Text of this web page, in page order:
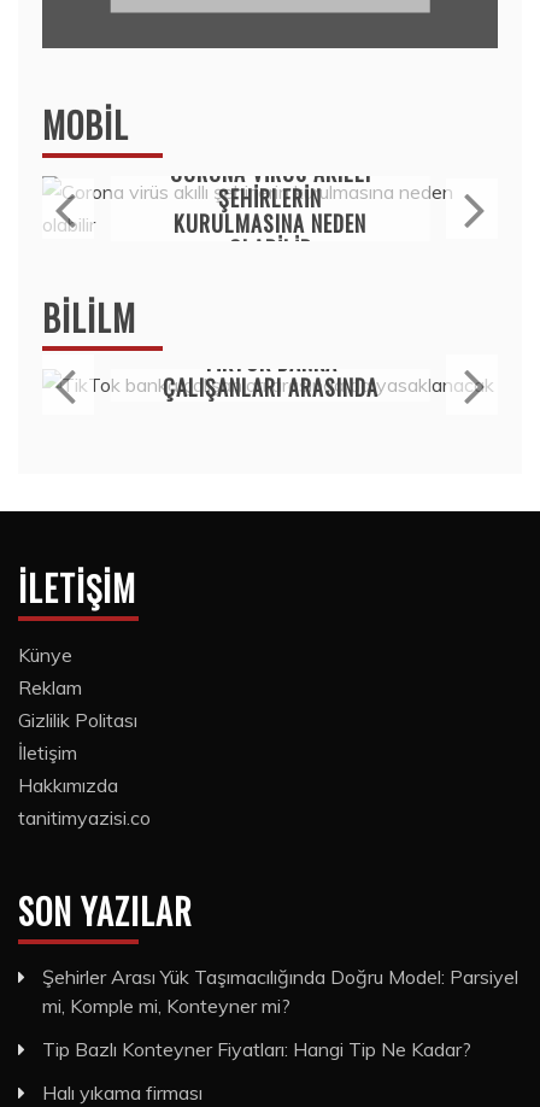
MOBIL
CORONA VIRÜS AKILLI
ŞEHIRLERIN
KURULMASINA NEDEN
OLABILIR
BILILM
TIKTOK BANKA
ÇALIŞANLARI ARASINDA
DA YASAKLANACAK
İLETIŞIM
Künye
Reklam
Gizlilik Politası
İletişim
Hakkımızda
tanitimyazisi.co
SON YAZILAR
Şehirler Arası Yük Taşımacılığında Doğru Model: Parsiyel
mi, Komple mi, Konteyner mi?
Tip Bazlı Konteyner Fiyatları: Hangi Tip Ne Kadar?
Halı yıkama firması